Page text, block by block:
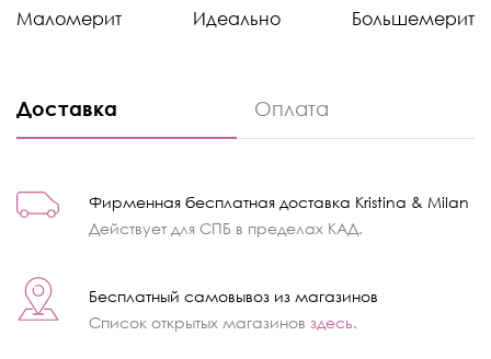
Маломерит Идеально Большемерит
Доставка Оплата
Фирменная бесплатная доставка Kristina & Milan
Действует для СПБ в пределах КАД.
Бесплатный самовывоз из магазинов
Список открытых магазинов здесь.